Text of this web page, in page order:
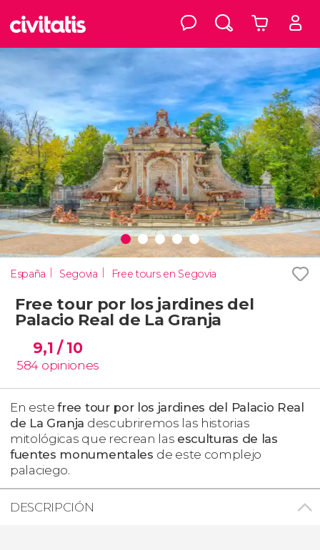
España Segovia Free tours en Segovia
Free tour por los jardines del
Palacio Real de La Granja
9,1/ 10
584 opiniones
En estefree tour por los jardines del Palacio Real
de La Granja descubriremos las historias
mitológicas que recrean las esculturas de las
fuentes monumentales de este complejo
palaciego.
DESCRIPCIÓN